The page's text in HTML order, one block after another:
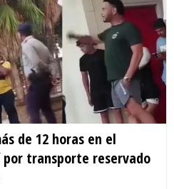
de 12 horas en el
transporte reservado